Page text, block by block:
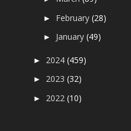
► February(28)
► January(49)
► 2024(459)
► 2023(32)
► 2022(10)